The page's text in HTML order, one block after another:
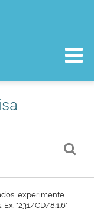
experimente
"231/CD/8.1.6"